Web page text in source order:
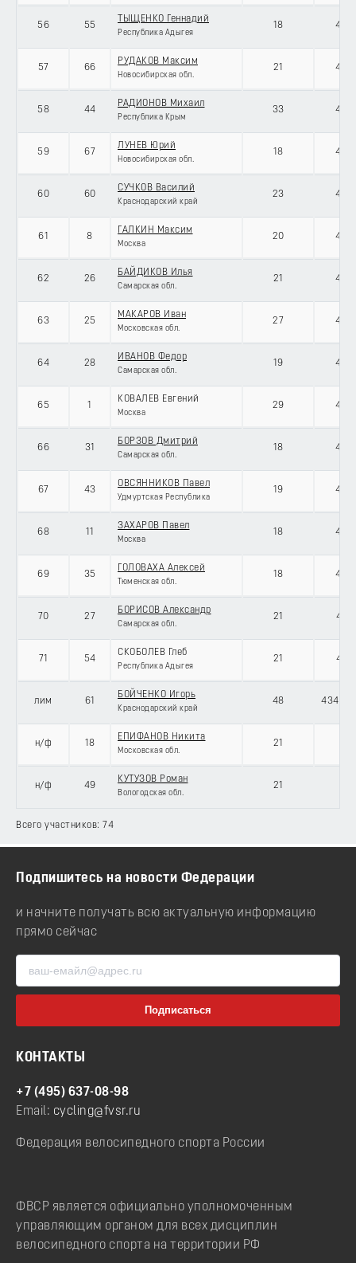
56 55
ТЫЩЕНКО Геннадий
Республика Адыгея
18
57 66
РУДАКОВ Максим
Новосибирская обл.
21
58 44
РАДИОНОВ Михаил
Республика Крым
33
59 67
ЛУНЕВ Юрий
Новосибирская обл.
18
60 60
СУЧКОВ Василий
Краснодарский край
23
61 8
ГАЛКИН Максим
Москва
20
62 26
БАЙДИКОВ Илья
Самарская обл.
21
63 25
МАКАРОВ Иван
Московская обл.
27
64 28
ИВАНОВ Федор
Самарская обл.
19
65 1
КОВАЛЕВ Евгений
Москва
29
66 31
БОРЗОВ Дмитрий
Самарская обл.
18
67 43
ОВСЯННИКОВ Павел
Удмуртская Республика
19
68 11
ЗАХАРОВ Павел
Москва
18
69 35
ГОЛОВАХА Алексей
Тюменская обл.
18
70 27
БОРИСОВ Александр
Самарская обл.
21
71 54
СКОБОЛЕВ Глеб
Республика Адыгея
21
лим 61
БОЙЧЕНКО Игорь
Краснодарский край
48
н/ф 18
ЕПИФАНОВ Никита
Московская обл.
21
н/ф 49
КУТУЗОВ Роман
Вологодская обл.
21
Всего участников: 74
Подпишитесь на новости Федерации
и начните получать всю актуальную информацию
прямо сейчас
КОНТАКТЫ
+7 (495) 637-08-98
Email: cycling@fvsr.ru
Федерация велосипедного спорта России
ФВСР является официально уполномоченным
управляющим органом для всех дисциплин
велосипедного спорта на территории РФ